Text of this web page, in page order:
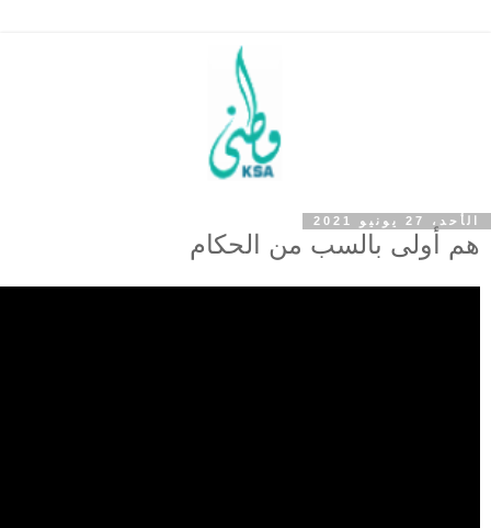
الأحد، 27 يونيو 2021
هم أولى بالسب من الحكام